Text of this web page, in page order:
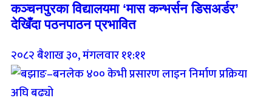
कञ्चनपुरका विद्यालयमा ‘मास कन्भर्सन डिसअर्डर’
देखिँदा पठनपाठन प्रभावित
२०८२ बैशाख ३०, मंगलवार ११:११